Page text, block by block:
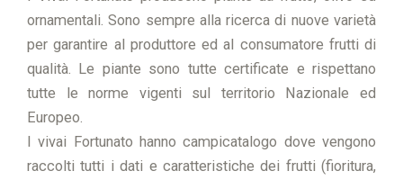
ornamentali. Sono sempre alla ricerca di nuove varietà
per garantire al produttore ed al consumatore frutti di
qualità. Le piante sono tutte certificate e rispettano
tutte le norme vigenti sul territorio Nazionale ed
Europeo.
I vivai Fortunato hanno campicatalogo dove vengono
raccolti tutti i dati e caratteristiche dei frutti (fioritura,